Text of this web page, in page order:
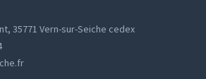
35771 Vern-sur-Seiche cedex